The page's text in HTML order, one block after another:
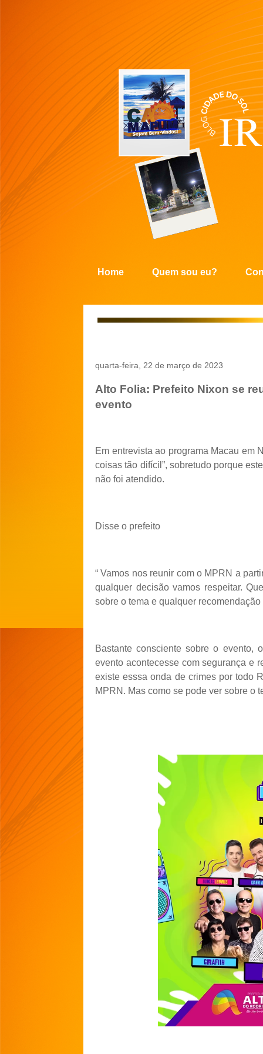
Home Quem sou eu?
quarta-feira, 22 de março de 2023
Alto Folia: Prefeito Nixon se
evento
Em entrevista ao programa Macau em
coisas tão difícil”, sobretudo porque
não foi atendido.
Disse o prefeito
“ Vamos nos reunir com o MPRN a
qualquer decisão vamos respeitar.
sobre o tema e qualquer recomendação
Bastante consciente sobre o evento,
evento acontecesse com segurança e
existe esssa onda de crimes por todo
MPRN. Mas como se pode ver sobre o